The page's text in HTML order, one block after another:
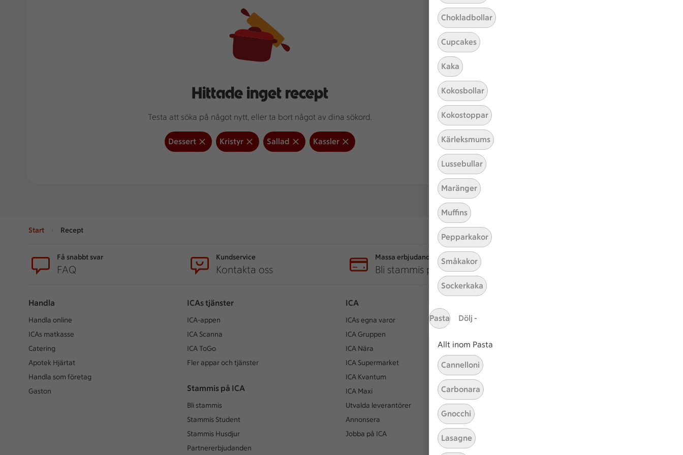
Chokladbollar
Cupcakes
Kaka
Kokosbollar
Kokostoppar
Kärleksmums
Lussebullar
Maränger
Muffins
Pepparkakor
Småkakor
Sockerkaka
Pasta Dölj -
Allt inom Pasta
Cannelloni
Carbonara
Gnocchi
Lasagne
Hittade inget recept
Testa att söka på något nytt, eller ta bort något av dina sökord.
Dessert Kristyr Sallad Kassler
Start Recept
Få snabbt svar
FAQ
Kundservice
Kontakta oss
Massa erbjudanden
Bli stammis på ICA
Handla
Handla online
ICAs matkasse
Catering
Apotek Hjärtat
Handla som företag
Gaston
ICAs tjänster
ICA-appen
ICA Scanna
ICA ToGo
Fler appar och tjänster
Stammis på ICA
Bli stammis
Stammis Student
Stammis Husdjur
Partnererbjudanden
ICA
ICAs egna varor
ICA Gruppen
ICA Nära
ICA Supermarket
ICA Kvantum
ICA Maxi
Utvalda leverantörer
Annonsera
Jobba på ICA